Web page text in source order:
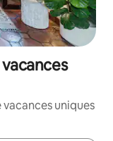
uniques